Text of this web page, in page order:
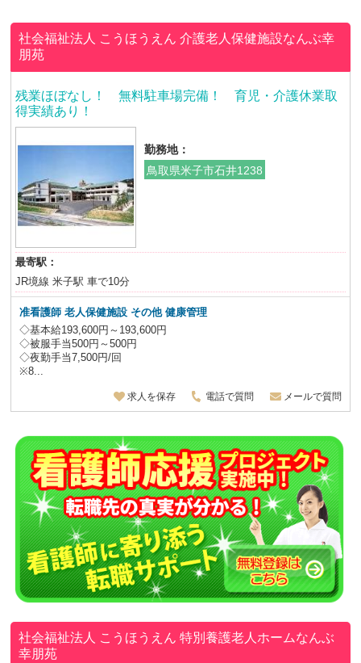
社会福祉法人 こうほうえん介護老人保健施設なんぶ幸
朋苑
残業ほぼなし！ 無料駐車場完備！ 育児・介護休業取
得実績あり！
勤務地：
鳥取県米子市石井1238
最寄駅：
JR境線 米子駅 車で10分
准看護師老人保健施設 その他 健康管理
◇基本給193,600円～193,600円
◇被服手当500円～500円
◇夜勤手当7,500円/回
※8...
求人を保存 電話で質問 メールで質問
社会福祉法人 こうほうえん特別養護老人ホームなんぶ
幸朋苑